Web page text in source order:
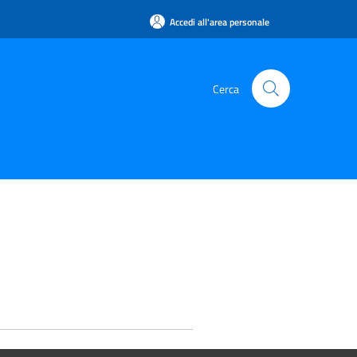
Accedi all'area personale
Cerca